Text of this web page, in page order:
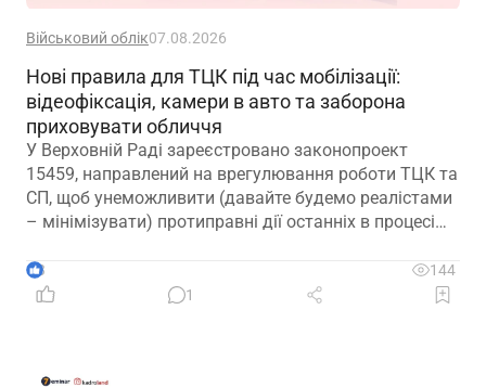
Військовий облік07.08.2026
Нові правила для ТЦК під час мобілізації:
відеофіксація, камери в авто та заборона
приховувати обличчя
У Верховній Раді зареєстровано законопроект
15459, направлений на врегулювання роботи ТЦК та
СП, щоб унеможливити (давайте будемо реалістами
– мінімізувати) протиправні дії останніх в процесі
3
144
1